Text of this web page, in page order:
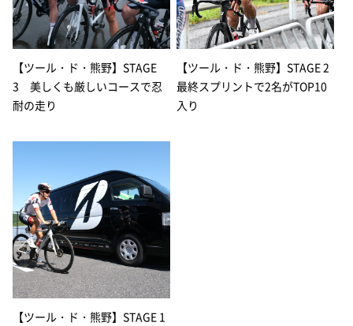
【ツール・ド・熊野】STAGE
3 美しくも厳しいコースで忍
耐の走り
【ツール・ド・熊野】STAGE 2
最終スプリントで2名がTOP10
入り
【ツール・ド・熊野】STAGE 1